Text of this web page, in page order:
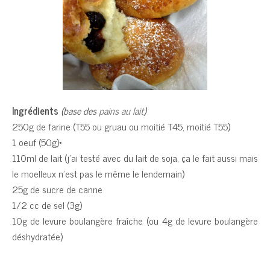
Ingrédients (base despains au lait)
250g de farine (T55 ou gruau ou moitié T45, moitié T55)
1 oeuf (50g)*
110ml de lait (j’ai testé avec du lait de soja, ça le fait aussi mais
le moelleux n’est pas le même le lendemain)
25g de sucre de canne
1/2 cc de sel (3g)
10g de levure boulangère fraîche (ou 4g de levure boulangère
déshydratée)